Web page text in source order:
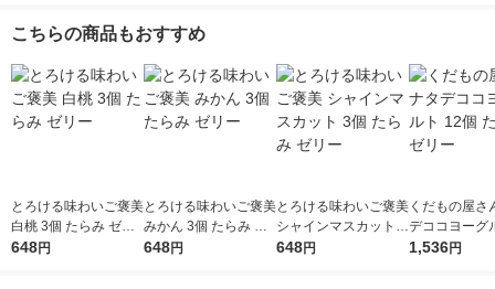
こちらの商品もおすすめ
とろける味わいご褒美
白桃 3個 たらみ ゼリ
ー
648円
とろける味わいご褒美
みかん 3個 たらみ ゼ
リー
648円
とろける味わいご褒美
シャインマスカット 3
個 たらみ ゼリー
648円
くだもの屋さ
デココヨーグ
個 たらみ ゼ
1,536円